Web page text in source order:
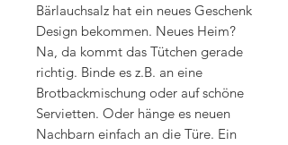
Bärlauchsalz hat ein neues Geschenk
Design bekommen. Neues Heim?
Na, da kommt das Tütchen gerade
richtig. Binde es z.B. an eine
Brotbackmischung oder auf schöne
Servietten. Oder hänge es neuen
Nachbarn einfach an die Türe. Ein